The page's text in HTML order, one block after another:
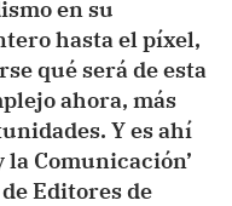
en su
hasta el píxel,
qué será de esta
ahora, más
Y es ahí
la Comunicación’
Editores de